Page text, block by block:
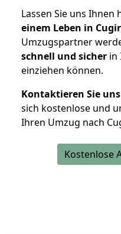
Lassen Sie uns Ihnen
einem Leben in
Umzugspartner
schnell und sicher in
einziehen können.
Kontaktieren Sie
sich kostenlose und
Ihren Umzug nach
Kostenlose